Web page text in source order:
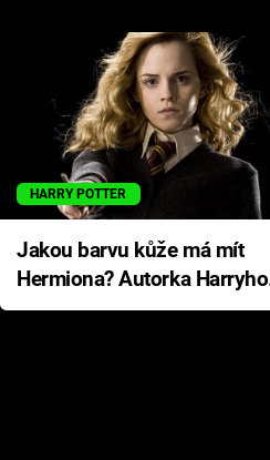
HARRY POTTER
Jakou barvu kůže má mít
Hermiona? Autorka Harryho
Pottera přišla s ráznou